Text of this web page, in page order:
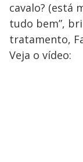
cavalo? (está
tudo bem”,
tratamento,
Veja o vídeo: